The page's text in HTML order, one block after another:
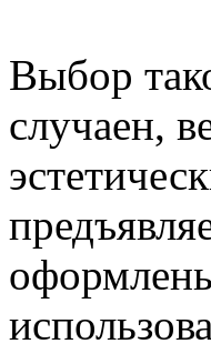
Выбор
случаен,